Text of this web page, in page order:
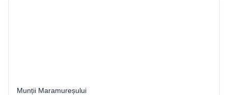
Munții Maramureșului